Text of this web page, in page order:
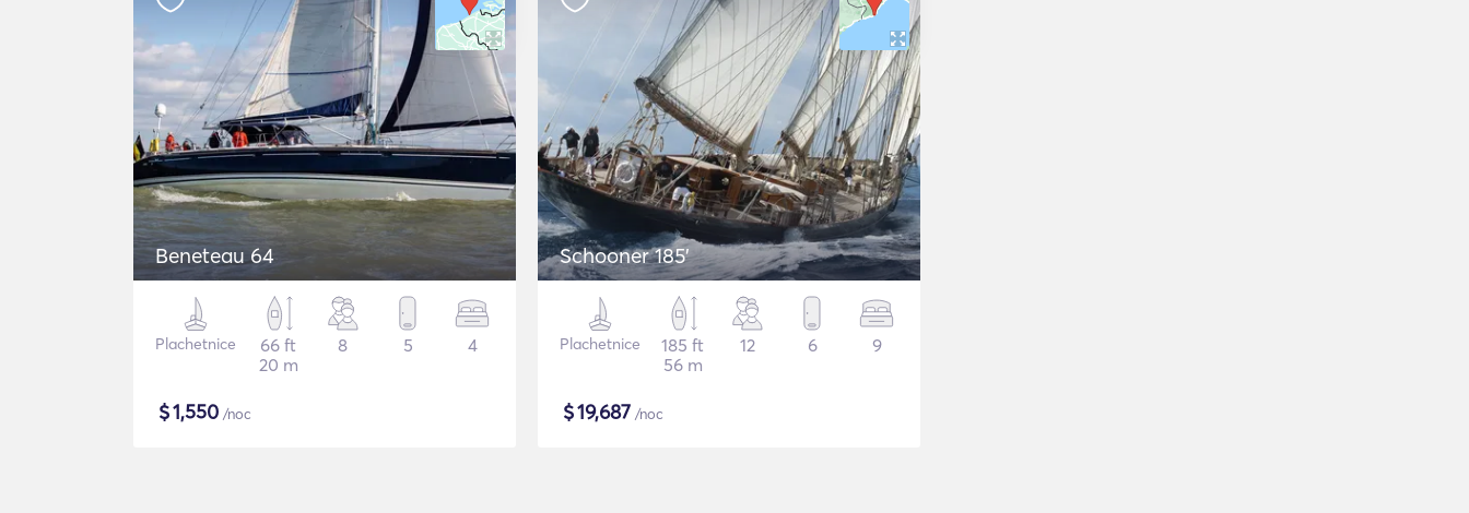
Beneteau 64
Plachetnice
66 ft
20 m
8 5 4
$1,550 /noc
Schooner 185'
Plachetnice
185 ft
56 m
12 6 9
$19,687 /noc